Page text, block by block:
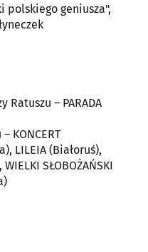
polskiego geniusza",
Ratuszu – PARADA
KONCERT
LILEIA (Białoruś),
SŁOBOŻAŃSKI